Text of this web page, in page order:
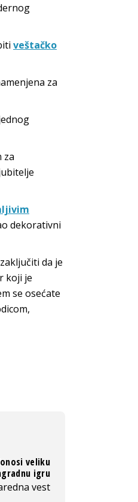
veštačko
za
za
dekorativni
da je
koji je
se osećate
veliku
igru
vest